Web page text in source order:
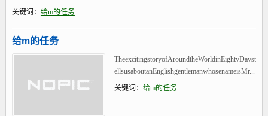
关键词： 给m的任务
给m的任务
TheexcitingstoryofAroundtheWorldinEightyDayst
ellsusaboutanEnglishgentlemanwhosenameisMr...
关键词： 给m的任务